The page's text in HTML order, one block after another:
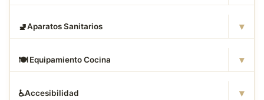
🚽Aparatos Sanitarios ▾
🍽️ Equipamiento Cocina ▾
♿Accesibilidad ▾